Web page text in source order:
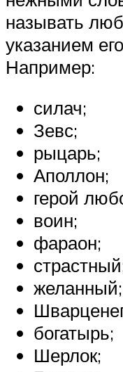
называть
указанием
Например:
силач;
Зевс;
рыцарь;
Аполлон;
герой
воин;
фараон;
желанный;
богатырь;
Шерлок;